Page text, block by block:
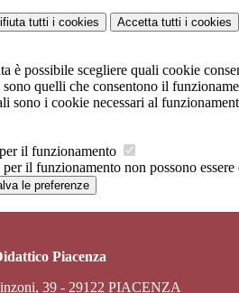
tutti i cookies Accetta tutti i cookies
è possibile scegliere quali cookie
sono quelli che consentono il
sono i cookie necessari al
il funzionamento
il funzionamento non possono
le preferenze
Piacenza
39 - 29122 PIACENZA